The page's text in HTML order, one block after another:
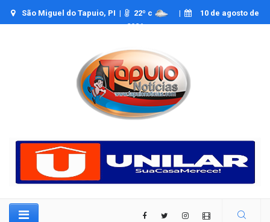
São Miguel do Tapuio, PI | 22º c |
10 de agosto de
2026